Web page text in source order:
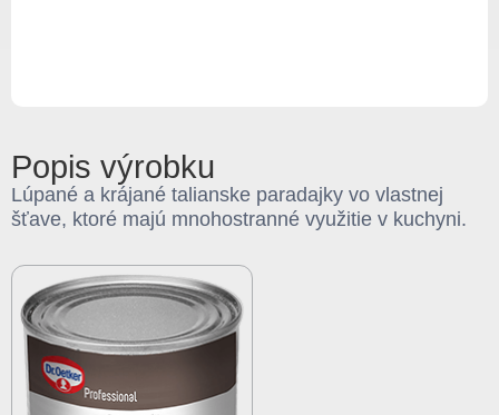
Popis výrobku
Lúpané a krájané talianske paradajky vo vlastnej
šťave, ktoré majú mnohostranné využitie v kuchyni.